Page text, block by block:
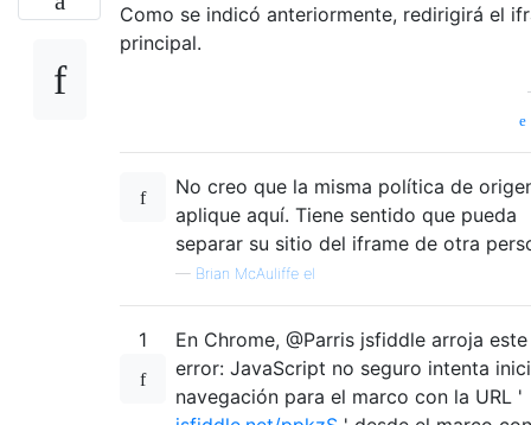
Como se indicó anteriormente, redirigirá el
principal.
No creo que la misma política de
aplique aquí. Tiene sentido que pueda
separar su sitio del iframe de otra
— Brian McAuliffe el
1
En Chrome, @Parris jsfiddle arroja este
error: JavaScript no seguro intenta
navegación para el marco con la URL '